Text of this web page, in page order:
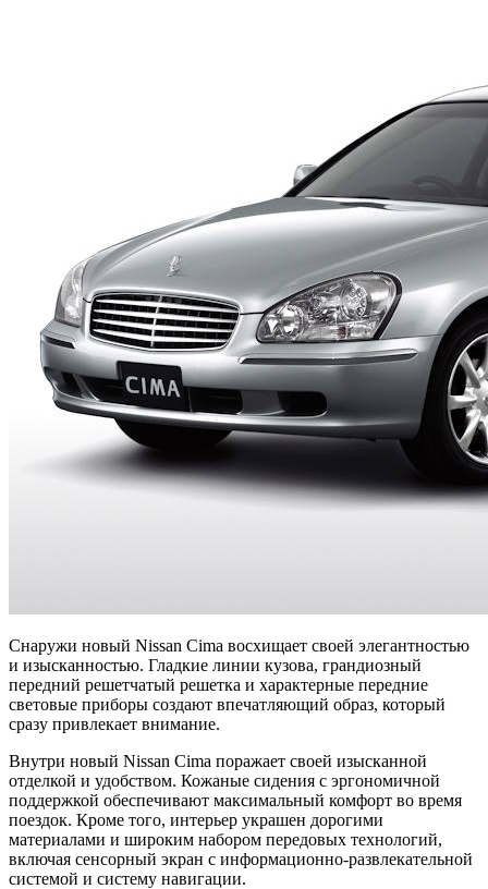
Снаружи новый Nissan Cima восхищает своей элегантностью
и изысканностью. Гладкие линии кузова, грандиозный
передний решетчатый решетка и характерные передние
световые приборы создают впечатляющий образ, который
сразу привлекает внимание.
Внутри новый Nissan Cima поражает своей изысканной
отделкой и удобством. Кожаные сидения с эргономичной
поддержкой обеспечивают максимальный комфорт во время
поездок. Кроме того, интерьер украшен дорогими
материалами и широким набором передовых технологий,
включая сенсорный экран с информационно-развлекательной
системой и систему навигации.